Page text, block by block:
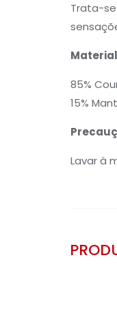
Trata-
85%
15%
Lavar à